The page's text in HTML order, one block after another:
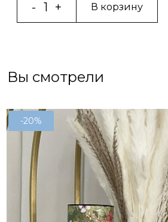
В корзину
Вы смотрели
-20%